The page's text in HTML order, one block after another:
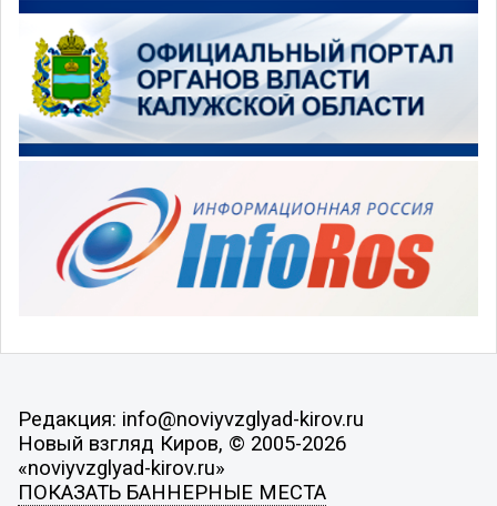
Редакция: info@noviyvzglyad-kirov.ru
Новый взгляд Киров, © 2005-2026
«noviyvzglyad-kirov.ru»
ПОКАЗАТЬ БАННЕРНЫЕ МЕСТА